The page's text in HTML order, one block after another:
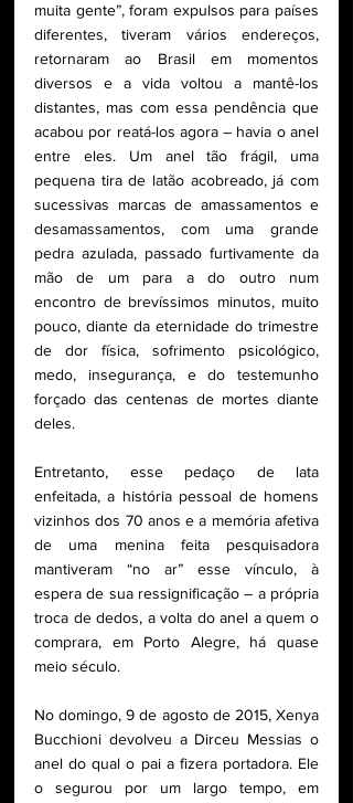
muita gente”, foram expulsos para países
diferentes, tiveram vários endereços,
retornaram ao Brasil em momentos
diversos e a vida voltou a mantê-los
distantes, mas com essa pendência que
acabou por reatá-los agora – havia o anel
entre eles. Um anel tão frágil, uma
pequena tira de latão acobreado, já com
sucessivas marcas de amassamentos e
desamassamentos, com uma grande
pedra azulada, passado furtivamente da
mão de um para a do outro num
encontro de brevíssimos minutos, muito
pouco, diante da eternidade do trimestre
de dor física, sofrimento psicológico,
medo, insegurança, e do testemunho
forçado das centenas de mortes diante
deles.
Entretanto, esse pedaço de lata
enfeitada, a história pessoal de homens
vizinhos dos 70 anos e a memória afetiva
de uma menina feita pesquisadora
mantiveram “no ar” esse vínculo, à
espera de sua ressignificação – a própria
troca de dedos, a volta do anel a quem o
comprara, em Porto Alegre, há quase
meio século.
No domingo, 9 de agosto de 2015, Xenya
Bucchioni devolveu a Dirceu Messias o
anel do qual o pai a fizera portadora. Ele
o segurou por um largo tempo, em